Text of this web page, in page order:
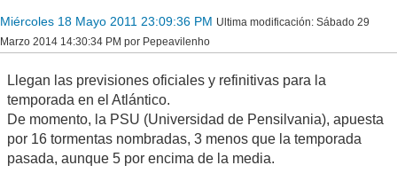
Miércoles 18 Mayo 2011 23:09:36 PM Ultima modificación: Sábado 29
Marzo 2014 14:30:34 PM por Pepeavilenho
Llegan las previsiones oficiales y refinitivas para la
temporada en el Atlántico.
De momento, la PSU (Universidad de Pensilvania), apuesta
por 16 tormentas nombradas, 3 menos que la temporada
pasada, aunque 5 por encima de la media.